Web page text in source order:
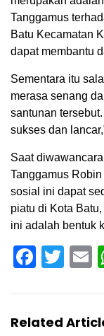
Tanggamus
Batu Kecamatan
dapat membantu
Sementara itu
merasa senang
santunan
sukses dan
Saat
Tanggamus
sosial ini dapat
piatu di Kota
ini adalah bentuk
Related